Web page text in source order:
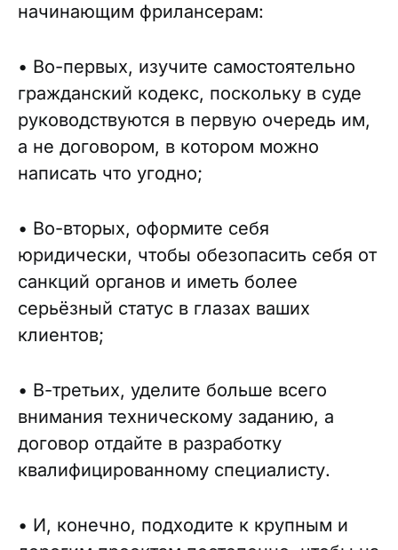
начинающим фрилансерам:
• Во-первых, изучите самостоятельно
гражданский кодекс, поскольку в суде
руководствуются в первую очередь им,
а не договором, в котором можно
написать что угодно;
• Во-вторых, оформите себя
юридически, чтобы обезопасить себя от
санкций органов и иметь более
серьёзный статус в глазах ваших
клиентов;
• В-третьих, уделите больше всего
внимания техническому заданию, а
договор отдайте в разработку
квалифицированному специалисту.
• И, конечно, подходите к крупным и